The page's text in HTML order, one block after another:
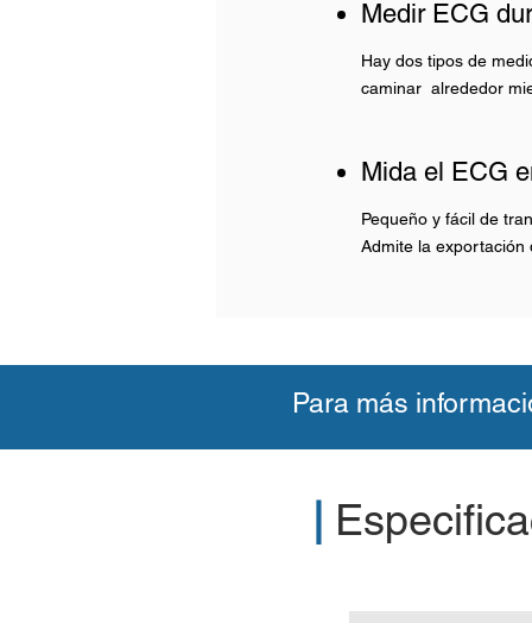
Medir ECG
Hay dos tipos de
caminar alrededor
Mida el ECG
Pequeño y fácil de
Admite la exportación
Para más